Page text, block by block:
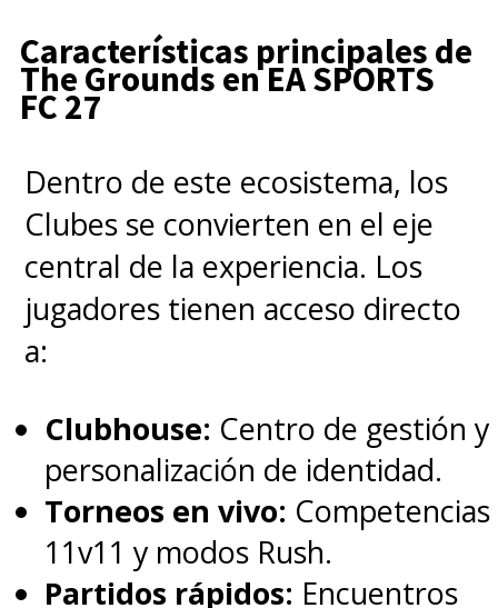
Características principales de
The Grounds en EA SPORTS
FC 27
Dentro de este ecosistema, los
Clubes se convierten en el eje
central de la experiencia. Los
jugadores tienen acceso directo
a:
Clubhouse: Centro de gestión y
personalización de identidad.
Torneos en vivo: Competencias
11v11 y modos Rush.
Partidos rápidos: Encuentros